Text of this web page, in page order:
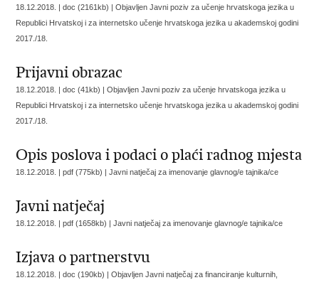
18.12.2018. | doc (2161kb) |Objavljen Javni poziv za učenje hrvatskoga jezika u
Republici Hrvatskoj i za internetsko učenje hrvatskoga jezika u akademskoj godini
2017./18.
Prijavni obrazac
18.12.2018. | doc (41kb) |Objavljen Javni poziv za učenje hrvatskoga jezika u
Republici Hrvatskoj i za internetsko učenje hrvatskoga jezika u akademskoj godini
2017./18.
Opis poslova i podaci o plaći radnog mjesta
18.12.2018. | pdf (775kb) |Javni natječaj za imenovanje glavnog/e tajnika/ce
Javni natječaj
18.12.2018. | pdf (1658kb) |Javni natječaj za imenovanje glavnog/e tajnika/ce
Izjava o partnerstvu
18.12.2018. | doc (190kb) |Objavljen Javni natječaj za financiranje kulturnih,